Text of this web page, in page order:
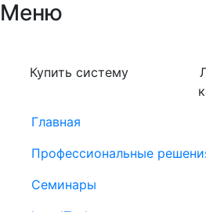
Меню
Купить систему
Главная
Профессиональные
Семинары